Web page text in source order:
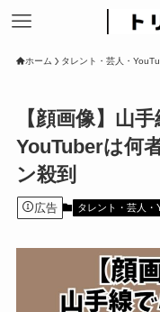
ホーム タレント・芸人・
【顔画像】山
YouTuberは何
ン殺到
広告 タレント・芸人・